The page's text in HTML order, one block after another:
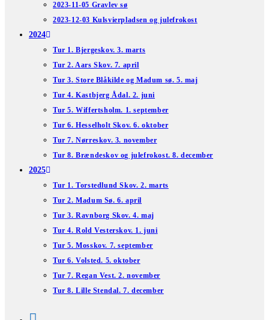
2023-11-05 Gravlev sø
2023-12-03 Kulsvierpladsen og julefrokost
2024
Tur 1. Bjergeskov. 3. marts
Tur 2. Aars Skov. 7. april
Tur 3. Store Blåkilde og Madum sø. 5. maj
Tur 4. Kastbjerg Ådal. 2. juni
Tur 5. Wiffertsholm. 1. september
Tur 6. Hesselholt Skov. 6. oktober
Tur 7. Nørreskov. 3. november
Tur 8. Brændeskov og julefrokost. 8. december
2025
Tur 1. Torstedlund Skov. 2. marts
Tur 2. Madum Sø. 6. april
Tur 3. Ravnborg Skov. 4. maj
Tur 4. Rold Vesterskov. 1. juni
Tur 5. Mosskov. 7. september
Tur 6. Volsted. 5. oktober
Tur 7. Regan Vest. 2. november
Tur 8. Lille Stendal. 7. december